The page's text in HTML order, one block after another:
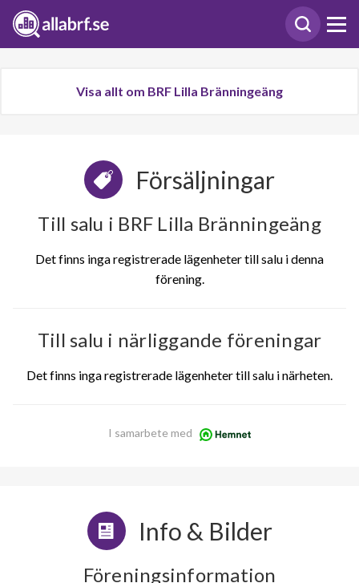
Visa allt om BRF Lilla Bränningeäng
Försäljningar
Till salu i BRF Lilla Bränningeäng
Det finns inga registrerade lägenheter till salu i denna
förening.
Till salu i närliggande föreningar
Det finns inga registrerade lägenheter till salu i närheten.
I samarbete med
Info & Bilder
Föreningsinformation